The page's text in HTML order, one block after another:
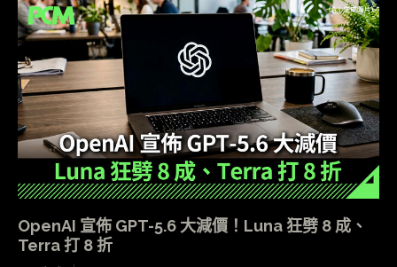
OpenAI 宣佈 GPT-5.6 大減價！Luna 狂劈 8 成、
Terra 打 8 折